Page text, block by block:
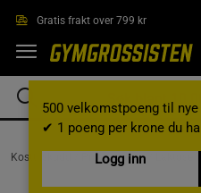
Gratis frakt over 799 kr
500 velkomstpoeng til
✔ 1 poeng per krone du
Logg inn
Kosttilskudd / Proteinpulver /